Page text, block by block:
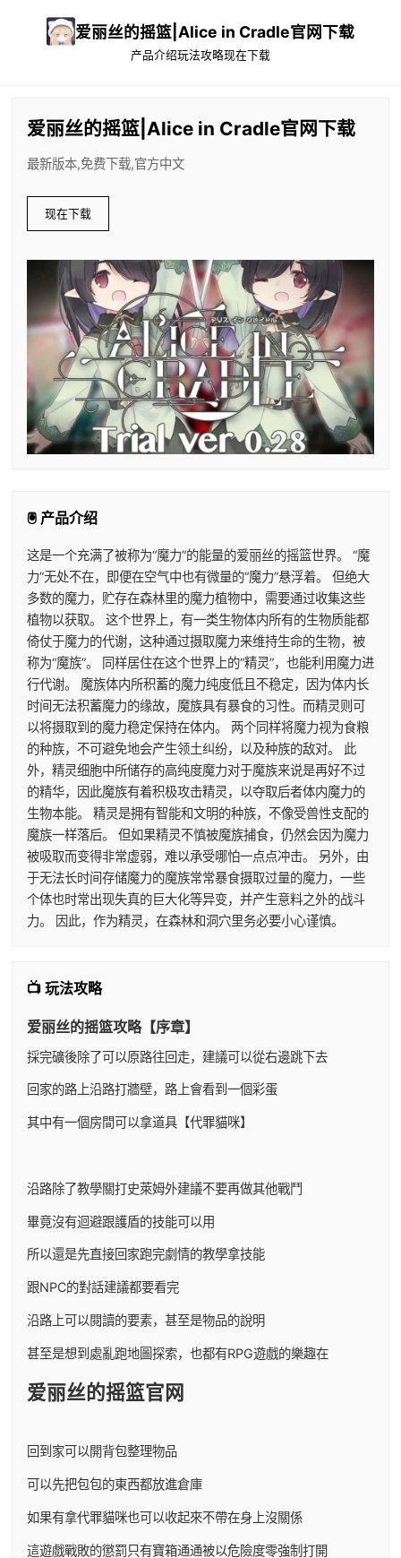
爱丽丝的摇篮|Alice in Cradle官网下载
产品介绍玩法攻略现在下载
爱丽丝的摇篮|Alice in Cradle官网下载
最新版本,免费下载,官方中文
现在下载
🖲️ 产品介绍
这是一个充满了被称为“魔力”的能量的爱丽丝的摇篮世界。 “魔
力”无处不在，即便在空气中也有微量的“魔力”悬浮着。 但绝大
多数的魔力，贮存在森林里的魔力植物中，需要通过收集这些
植物以获取。 这个世界上，有一类生物体内所有的生物质能都
倚仗于魔力的代谢，这种通过摄取魔力来维持生命的生物，被
称为“魔族”。 同样居住在这个世界上的“精灵”，也能利用魔力进
行代谢。 魔族体内所积蓄的魔力纯度低且不稳定，因为体内长
时间无法积蓄魔力的缘故，魔族具有暴食的习性。而精灵则可
以将摄取到的魔力稳定保持在体内。 两个同样将魔力视为食粮
的种族，不可避免地会产生领土纠纷，以及种族的敌对。 此
外，精灵细胞中所储存的高纯度魔力对于魔族来说是再好不过
的精华，因此魔族有着积极攻击精灵，以夺取后者体内魔力的
生物本能。 精灵是拥有智能和文明的种族，不像受兽性支配的
魔族一样落后。 但如果精灵不慎被魔族捕食，仍然会因为魔力
被吸取而变得非常虚弱，难以承受哪怕一点点冲击。 另外，由
于无法长时间存储魔力的魔族常常暴食摄取过量的魔力，一些
个体也时常出现失真的巨大化等异变，并产生意料之外的战斗
力。 因此，作为精灵，在森林和洞穴里务必要小心谨慎。
📺 玩法攻略
爱丽丝的摇篮攻略【序章】
採完礦後除了可以原路往回走，建議可以從右邊跳下去
回家的路上沿路打牆壁，路上會看到一個彩蛋
其中有一個房間可以拿道具【代罪貓咪】
沿路除了教學關打史萊姆外建議不要再做其他戰鬥
畢竟沒有迴避跟護盾的技能可以用
所以還是先直接回家跑完劇情的教學拿技能
跟NPC的對話建議都要看完
沿路上可以閱讀的要素，甚至是物品的說明
甚至是想到處亂跑地圖探索，也都有RPG遊戲的樂趣在
爱丽丝的摇篮官网
回到家可以開背包整理物品
可以先把包包的東西都放進倉庫
如果有拿代罪貓咪也可以收起來不帶在身上沒關係
這遊戲戰敗的懲罰只有寶箱通通被以危險度零強制打開